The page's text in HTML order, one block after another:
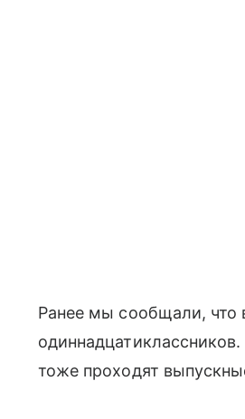
Ранее мы сообщали, что
тоже проходят